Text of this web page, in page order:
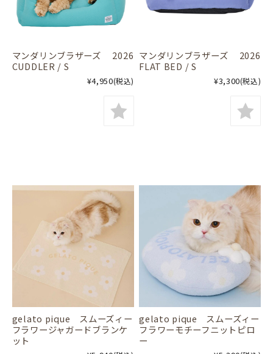
マンダリンブラザーズ 2026
CUDDLER / S
¥4,950(税込)
マンダリンブラザーズ 2026
FLAT BED / S
¥3,300(税込)
gelato pique スムーズィー
フラワージャガードブランケ
ット
gelato pique スムーズィー
フラワーモチーフニットピロ
ー